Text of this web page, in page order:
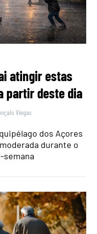
atingir estas
partir deste dia
Viegas
dos Açores
durante o